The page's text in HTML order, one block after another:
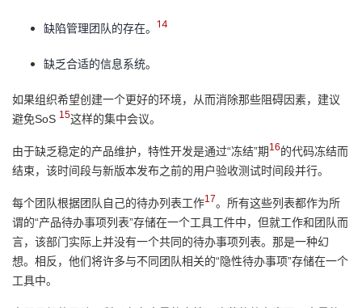
缺陷管理团队的存在。 14
缺乏合适的信息系统。
如果组织希望创建一个更好的环境，从而消除那些阻碍因素，建议
避免SoS 15这样的集中会议。
由于缺乏稳定的产品维护，特性开发是通过“冻结”期 16的代码冻结而
结束，该时间段与新版本发布之前的用户验收测试时间段并行。
每个团队根据团队自己的待办列表工作17。所有这些列表都作为所
谓的“产品待办事项列表”存储在一个工具工件中，但就工作和团队而
言，该部门实际上并没有一个共同的待办事项列表。那是一种幻
想。相反，他们将许多与不同团队相关的“隐性待办事项”存储在一个
工具中。